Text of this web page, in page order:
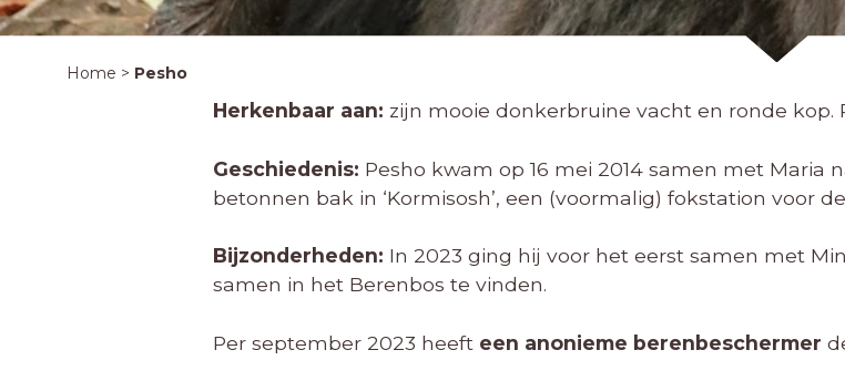
Home > Pesho
Herkenbaar aan: zijn mooie donkerbruine vacht en ronde
Geschiedenis: Pesho kwam op 16 mei 2014 samen met Maria
betonnen bak in ‘Kormisosh’, een (voormalig) fokstation voor
Bijzonderheden: In 2023 ging hij voor het eerst samen met
samen in het Berenbos te vinden.
Per september 2023 heeft een anonieme berenbeschermer